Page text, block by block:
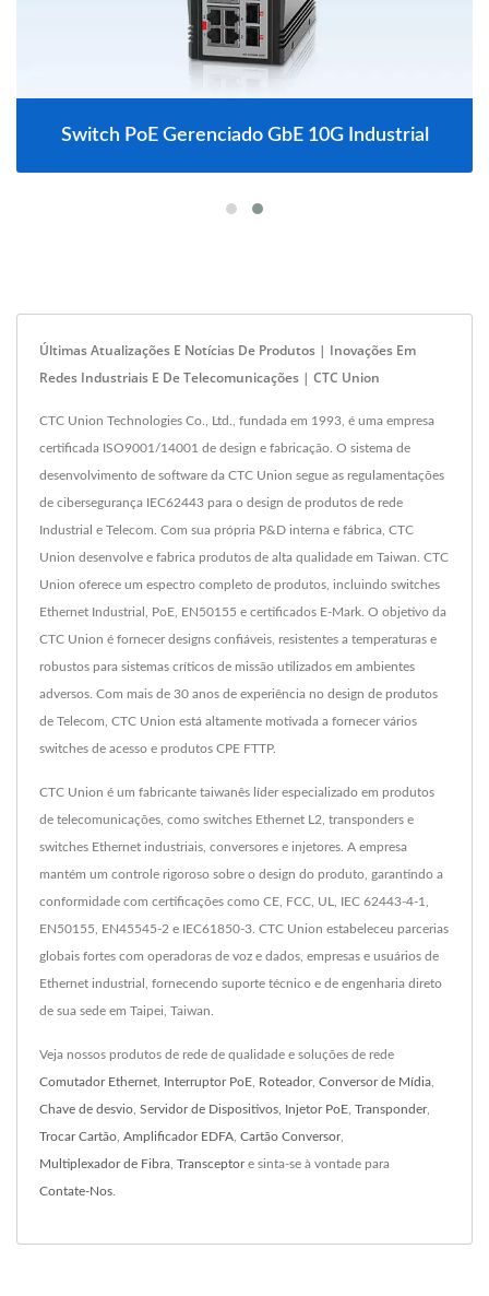
Switch PoE Gerenciado GbE 10G Industrial
Últimas Atualizações E Notícias De Produtos | Inovações Em
Redes Industriais E De Telecomunicações | CTC Union
CTC Union Technologies Co., Ltd., fundada em 1993, é uma empresa
certificada ISO9001/14001 de design e fabricação. O sistema de
desenvolvimento de software da CTC Union segue as regulamentações
de cibersegurança IEC62443 para o design de produtos de rede
Industrial e Telecom. Com sua própria P&D interna e fábrica, CTC
Union desenvolve e fabrica produtos de alta qualidade em Taiwan. CTC
Union oferece um espectro completo de produtos, incluindo switches
Ethernet Industrial, PoE, EN50155 e certificados E-Mark. O objetivo da
CTC Union é fornecer designs confiáveis, resistentes a temperaturas e
robustos para sistemas críticos de missão utilizados em ambientes
adversos. Com mais de 30 anos de experiência no design de produtos
de Telecom, CTC Union está altamente motivada a fornecer vários
switches de acesso e produtos CPE FTTP.
CTC Union é um fabricante taiwanês líder especializado em produtos
de telecomunicações, como switches Ethernet L2, transponders e
switches Ethernet industriais, conversores e injetores. A empresa
mantém um controle rigoroso sobre o design do produto, garantindo a
conformidade com certificações como CE, FCC, UL, IEC 62443-4-1,
EN50155, EN45545-2 e IEC61850-3. CTC Union estabeleceu parcerias
globais fortes com operadoras de voz e dados, empresas e usuários de
Ethernet industrial, fornecendo suporte técnico e de engenharia direto
de sua sede em Taipei, Taiwan.
Veja nossos produtos de rede de qualidade e soluções de rede
Comutador Ethernet Interruptor PoE Roteador, Conversor de Mídia
Chave de desvio Servidor de Dispositivos Injetor PoE Transponder,
Trocar Cartão Amplificador EDFA Cartão Conversor,
Multiplexador de Fibra Transceptore sinta-se à vontade para
Contate-Nos